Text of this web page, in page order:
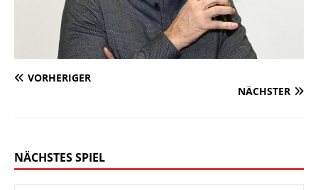
VORHERIGER
NÄCHSTER
NÄCHSTES SPIEL